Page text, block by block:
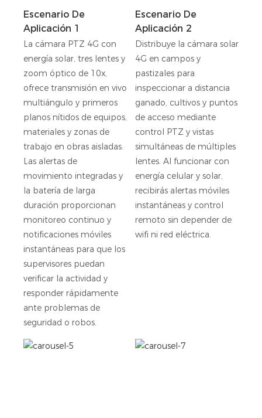
Escenario De
Aplicación 1
La cámara PTZ 4G con
energía solar, tres lentes y
zoom óptico de 10x,
ofrece transmisión en vivo
multiángulo y primeros
planos nítidos de equipos,
materiales y zonas de
trabajo en obras aisladas.
Las alertas de
movimiento integradas y
la batería de larga
duración proporcionan
monitoreo continuo y
notificaciones móviles
instantáneas para que los
supervisores puedan
verificar la actividad y
responder rápidamente
ante problemas de
seguridad o robos.
Escenario De
Aplicación 2
Distribuye la cámara solar
4G en campos y
pastizales para
inspeccionar a distancia
ganado, cultivos y puntos
de acceso mediante
control PTZ y vistas
simultáneas de múltiples
lentes. Al funcionar con
energía celular y solar,
recibirás alertas móviles
instantáneas y control
remoto sin depender de
wifi ni red eléctrica.